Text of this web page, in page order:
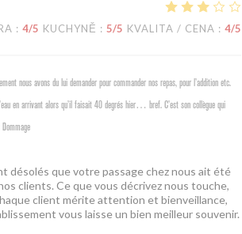
: 4/5 KUCHYNĚ : 5/5 KVALITA / CENA : 4/5
nous avons du lui demander pour commander nos repas, pour l’addition etc.
en arrivant alors qu’il faisait 40 degrés hier… bref. C’est son collègue qui
désolés que votre passage chez nous ait été
clients. Ce que vous décrivez nous touche,
client mérite attention et bienveillance,
vous laisse un bien meilleur souvenir.